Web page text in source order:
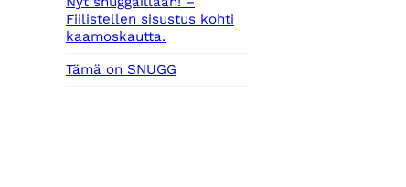
Fiilistellen sisustus kohti
kaamoskautta.
Tämä on SNUGG